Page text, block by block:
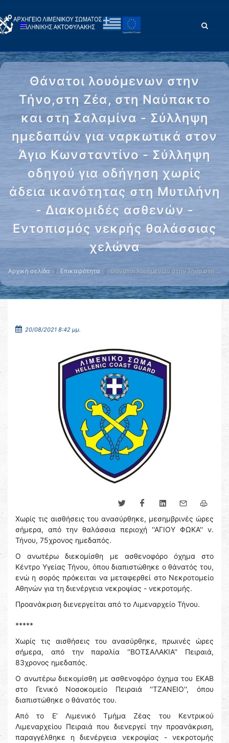
Θάνατοι λουόμενων στην
Τήνο,στη Ζέα, στη Ναύπακτο
και στη Σαλαμίνα - Σύλληψη
ημεδαπών για ναρκωτικά στον
Άγιο Κωνσταντίνο - Σύλληψη
οδηγού για οδήγηση χωρίς
άδεια ικανότητας στη Μυτιλήνη
- Διακομιδές ασθενών -
Εντοπισμός νεκρής θαλάσσιας
χελώνα
Αρχική σελίδα Επικαιρότητα Θάνατοι λουόμενων στην Τήνο,στη …
20/08/2021 8:42 μμ.
Χωρίς τις αισθήσεις του ανασύρθηκε, μεσημβρινές ώρες
σήμερα, από την θαλάσσια περιοχή ''ΑΓΙΟΥ ΦΩΚΑ'' ν.
Τήνου, 75χρονος ημεδαπός.
Ο ανωτέρω διεκομίσθη με ασθενοφόρο όχημα στο
Κέντρο Υγείας Τήνου, όπου διαπιστώθηκε ο θάνατός του,
ενώ η σορός πρόκειται να μεταφερθεί στο Νεκροτομείο
Αθηνών για τη διενέργεια νεκροψίας - νεκροτομής.
Προανάκριση διενεργείται από το Λιμεναρχείο Τήνου.
*****
Χωρίς τις αισθήσεις του ανασύρθηκε, πρωινές ώρες
σήμερα, από την παραλία ''ΒΟΤΣΑΛΑΚΙΑ'' Πειραιά,
83χρονος ημεδαπός.
Ο ανωτέρω διεκομίσθη με ασθενοφόρο όχημα του ΕΚΑΒ
στο Γενικό Νοσοκομείο Πειραιά ''ΤΖΑΝΕΙΟ'', όπου
διαπιστώθηκε ο θάνατός του.
Από το Ε’ Λιμενικό Τμήμα Ζέας του Κεντρικού
Λιμεναρχείου Πειραιά που διενεργεί την προανάκριση,
παραγγέλθηκε η διενέργεια νεκροψίας - νεκροτομής